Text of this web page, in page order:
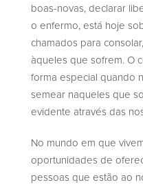
boas-novas, declarar
o enfermo, está hoje
chamados para
àqueles que sofrem. O
forma especial quando
semear naqueles que
evidente através das
No mundo em que
oportunidades de
pessoas que estão ao